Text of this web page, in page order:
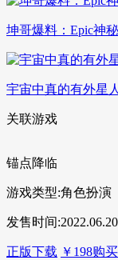
坤哥爆料：Epic神
宇宙中真的有外星
关联游戏
锚点降临
游戏类型:角色扮演
发售时间:2022.06.20
正版下载 ￥198购买